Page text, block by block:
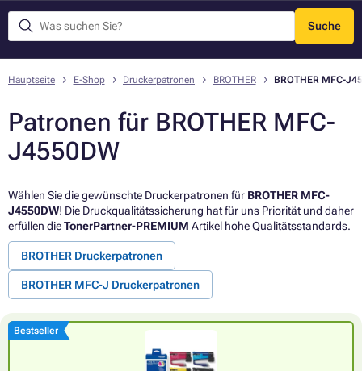
Suche
Menü
Hauptseite E-Shop Druckerpatronen BROTHER BROTHER MFC-
Patronen für BROTHER MFC-
J4550DW
Wählen Sie die gewünschte Druckerpatronen für BROTHER MFC-
J4550DW! Die Druckqualitätssicherung hat für uns Priorität und daher
erfüllen dieTonerPartner-PREMIUM Artikel hohe Qualitätsstandards.
BROTHER Druckerpatronen
BROTHER MFC-J Druckerpatronen
Bestseller